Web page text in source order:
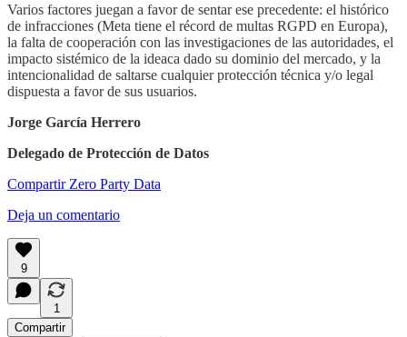
Varios factores juegan a favor de sentar ese precedente: el histórico
de infracciones (Meta tiene el récord de multas RGPD en Europa),
la falta de cooperación con las investigaciones de las autoridades, el
impacto sistémico de la ideaca dado su dominio del mercado, y la
intencionalidad de saltarse cualquier protección técnica y/o legal
dispuesta a favor de sus usuarios.
Jorge García Herrero
Delegado de Protección de Datos
Compartir Zero Party Data
Deja un comentario
9
1
Compartir